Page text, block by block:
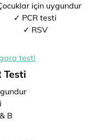
için uygundur
✓ PCR testi
✓ RSV
Testi
B